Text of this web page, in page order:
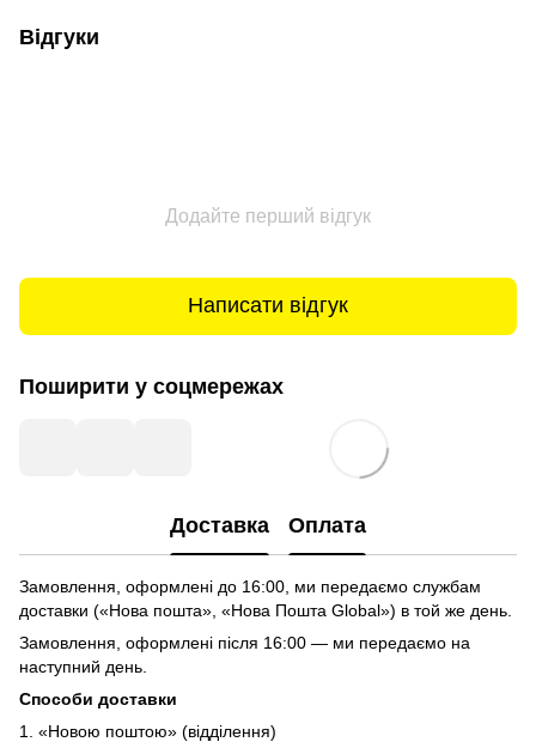
Відгуки
Додайте перший відгук
Написати відгук
Поширити у соцмережах
Доставка Оплата
Замовлення, оформлені до 16:00, ми передаємо службам
доставки («Нова пошта», «Нова Пошта Global») в той же день.
Замовлення, оформлені після 16:00 — ми передаємо на
наступний день.
Способи доставки
1. «Новою поштою» (відділення)